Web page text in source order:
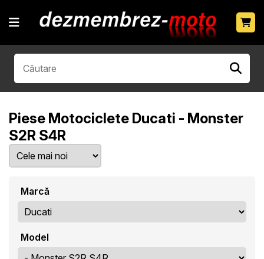
Piese Motociclete Ducati - Monster
S2R S4R
Marcă
Model